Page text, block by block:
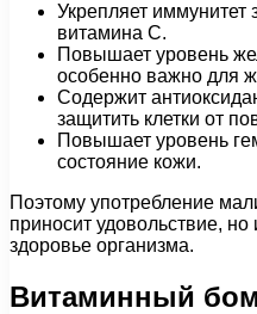
Укрепляет иммунитет
витамина С.
Повышает уровень
особенно важно для
Содержит
защитить клетки от
Повышает уровень
состояние кожи.
Поэтому употребление
приносит удовольствие, но
здоровье организма.
Витаминный